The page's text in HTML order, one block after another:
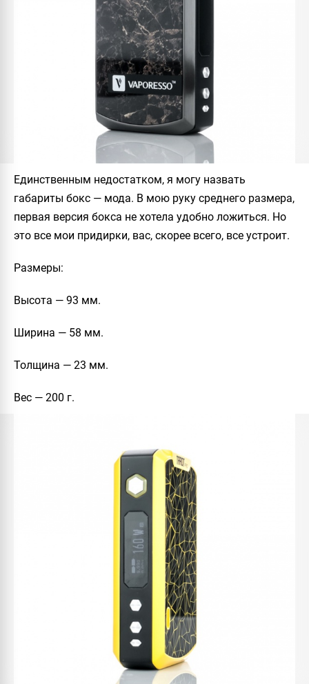
Единственным недостатком, я могу назвать
габариты бокс — мода. В мою руку среднего размера,
первая версия бокса не хотела удобно ложиться. Но
это все мои придирки, вас, скорее всего, все устроит.
Размеры:
Высота — 93 мм.
Ширина — 58 мм.
Толщина — 23 мм.
Вес — 200 г.